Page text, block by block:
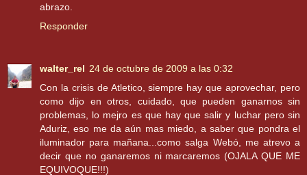
abrazo.
Responder
walter_rel 24 de octubre de 2009 a las 0:32
Con la crisis de Atletico, siempre hay que aprovechar, pero
como dijo en otros, cuidado, que pueden ganarnos sin
problemas, lo mejro es que hay que salir y luchar pero sin
Aduriz, eso me da aún mas miedo, a saber que pondra el
iluminador para mañana...como salga Webó, me atrevo a
decir que no ganaremos ni marcaremos (OJALA QUE ME
EQUIVOQUE!!!)